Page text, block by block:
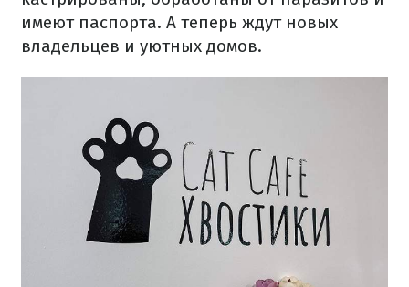
имеют паспорта. А теперь ждут новых
владельцев и уютных домов.